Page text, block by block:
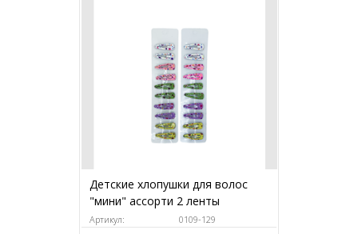
Детские хлопушки для волос
"мини" ассорти 2 ленты
Артикул: 0109-129